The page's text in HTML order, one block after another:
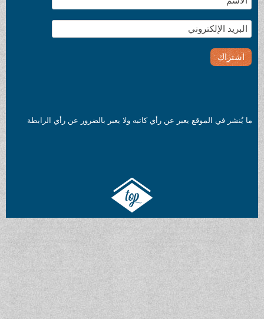
ما يُنشر في الموقع يعبر عن رأي كاتبه ولا يعبر بالضرور عن رأي الرابطة